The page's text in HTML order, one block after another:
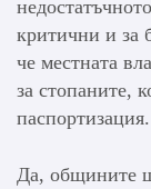
критични и за
че местната
за стопаните,
паспортизация.
Да, общините